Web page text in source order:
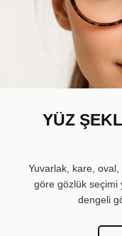
YÜZ
Yuvarlak, kare,
göre gözlük seçimi
dengeli